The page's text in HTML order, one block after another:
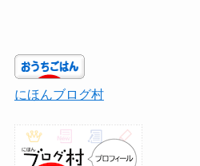
にほんブログ村